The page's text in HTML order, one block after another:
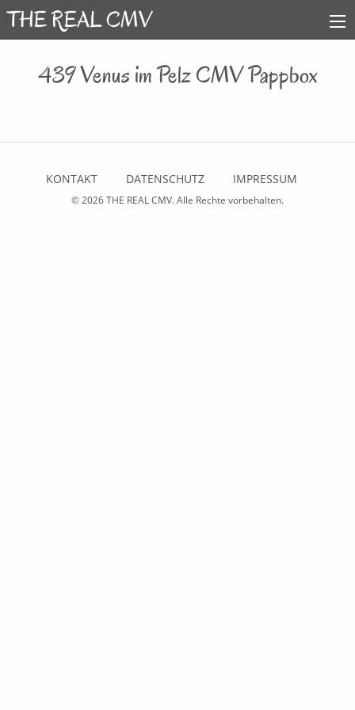
439 Venus im Pelz CMV Pappbox
KONTAKT DATENSCHUTZ IMPRESSUM
© 2026THE REAL CMV. Alle Rechte vorbehalten.